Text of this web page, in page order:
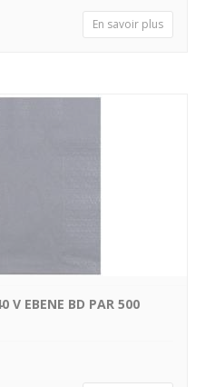
En savoir plus
V EBENE BD PAR 500